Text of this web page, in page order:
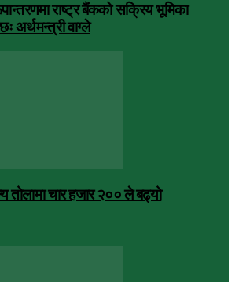
राष्ट्र बैंकको सक्रिय भूमिका
अर्थमन्त्री वाग्ले
तोलामा चार हजार २०० ले बढ्यो